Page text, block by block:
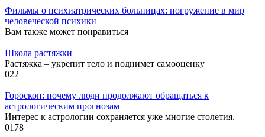
Фильмы о психиатрических больницах: погружение в мир
человеческой психики
Вам также может понравиться
Школа растяжки
Растяжка – укрепит тело и поднимет самооценку
022
Гороскоп: почему люди продолжают обращаться к
астрологическим прогнозам
Интерес к астрологии сохраняется уже многие столетия.
0178